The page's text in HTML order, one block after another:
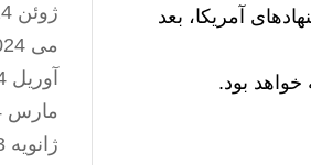
آمریکا، بعد
بود.
ژوئن 2024
می 2024
آوریل 2024
مارس 2024
ژانویه 2023